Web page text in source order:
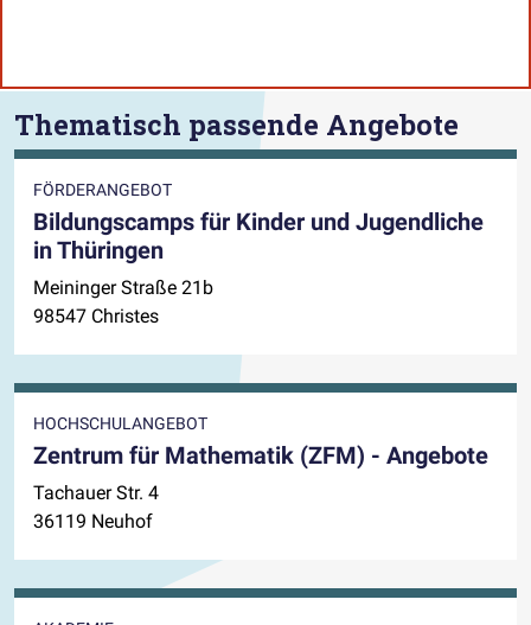
Thematisch passende Angebote
FÖRDERANGEBOT
Bildungscamps für Kinder und Jugendliche
in Thüringen
Meininger Straße 21b
98547 Christes
HOCHSCHULANGEBOT
Zentrum für Mathematik (ZFM) - Angebote
Tachauer Str. 4
36119 Neuhof